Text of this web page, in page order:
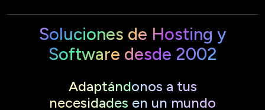
Soluciones de Hosting y
Software desde 2002
Adaptándonos a tus
necesidades en un mundo